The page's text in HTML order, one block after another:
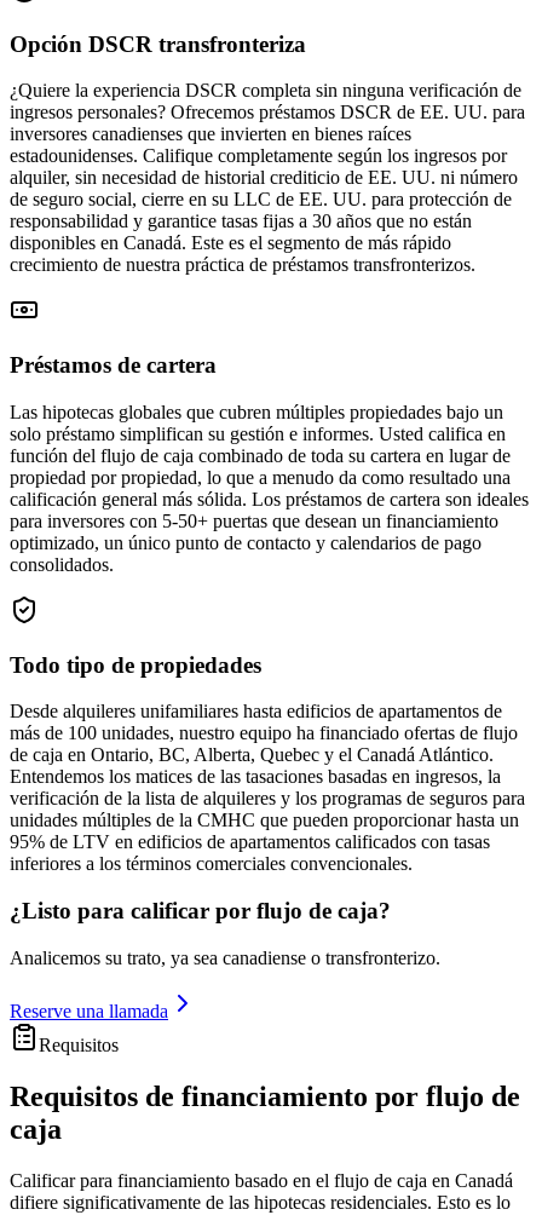
Opción DSCR transfronteriza
¿Quiere la experiencia DSCR completa sin ninguna verificación de
ingresos personales? Ofrecemos préstamos DSCR de EE. UU. para
inversores canadienses que invierten en bienes raíces
estadounidenses. Califique completamente según los ingresos por
alquiler, sin necesidad de historial crediticio de EE. UU. ni número
de seguro social, cierre en su LLC de EE. UU. para protección de
responsabilidad y garantice tasas fijas a 30 años que no están
disponibles en Canadá. Este es el segmento de más rápido
crecimiento de nuestra práctica de préstamos transfronterizos.
Préstamos de cartera
Las hipotecas globales que cubren múltiples propiedades bajo un
solo préstamo simplifican su gestión e informes. Usted califica en
función del flujo de caja combinado de toda su cartera en lugar de
propiedad por propiedad, lo que a menudo da como resultado una
calificación general más sólida. Los préstamos de cartera son ideales
para inversores con 5-50+ puertas que desean un financiamiento
optimizado, un único punto de contacto y calendarios de pago
consolidados.
Todo tipo de propiedades
Desde alquileres unifamiliares hasta edificios de apartamentos de
más de 100 unidades, nuestro equipo ha financiado ofertas de flujo
de caja en Ontario, BC, Alberta, Quebec y el Canadá Atlántico.
Entendemos los matices de las tasaciones basadas en ingresos, la
verificación de la lista de alquileres y los programas de seguros para
unidades múltiples de la CMHC que pueden proporcionar hasta un
95% de LTV en edificios de apartamentos calificados con tasas
inferiores a los términos comerciales convencionales.
¿Listo para calificar por flujo de caja?
Analicemos su trato, ya sea canadiense o transfronterizo.
Reserve una llamada
Requisitos
Requisitos de financiamiento por flujo de
caja
Calificar para financiamiento basado en el flujo de caja en Canadá
difiere significativamente de las hipotecas residenciales. Esto es lo